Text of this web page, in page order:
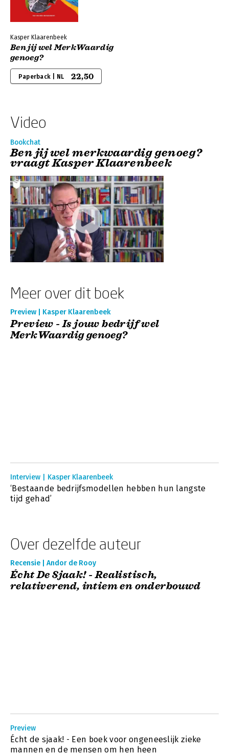
Kasper Klaarenbeek
Ben jij wel MerkWaardig
genoeg?
Paperback | NL 22,50
Video
Bookchat
Ben jij wel merkwaardig genoeg?
vraagt Kasper Klaarenbeek
Meer over dit boek
Preview | Kasper Klaarenbeek
Preview - Is jouw bedrijf wel
MerkWaardig genoeg?
Interview | Kasper Klaarenbeek
‘Bestaande bedrijfsmodellen hebben hun langste
tijd gehad’
Over dezelfde auteur
Recensie | Andor de Rooy
Écht De Sjaak! - Realistisch,
relativerend, intiem en onderbouwd
Preview
Écht de sjaak! - Een boek voor ongeneeslijk zieke
mannen en de mensen om hen heen